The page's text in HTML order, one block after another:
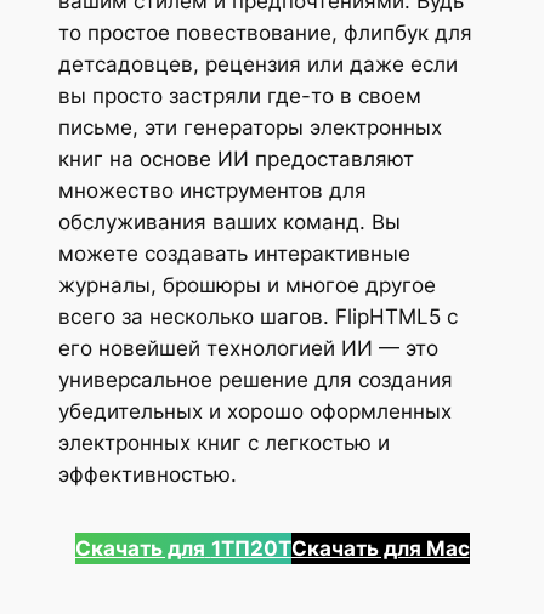
то простое повествование, флипбук для
детсадовцев, рецензия или даже если
вы просто застряли где-то в своем
письме, эти генераторы электронных
книг на основе ИИ предоставляют
множество инструментов для
обслуживания ваших команд. Вы
можете создавать интерактивные
журналы, брошюры и многое другое
всего за несколько шагов. FlipHTML5 с
его новейшей технологией ИИ — это
универсальное решение для создания
убедительных и хорошо оформленных
электронных книг с легкостью и
эффективностью.
Скачать для 1ТП20ТСкачать для Mac